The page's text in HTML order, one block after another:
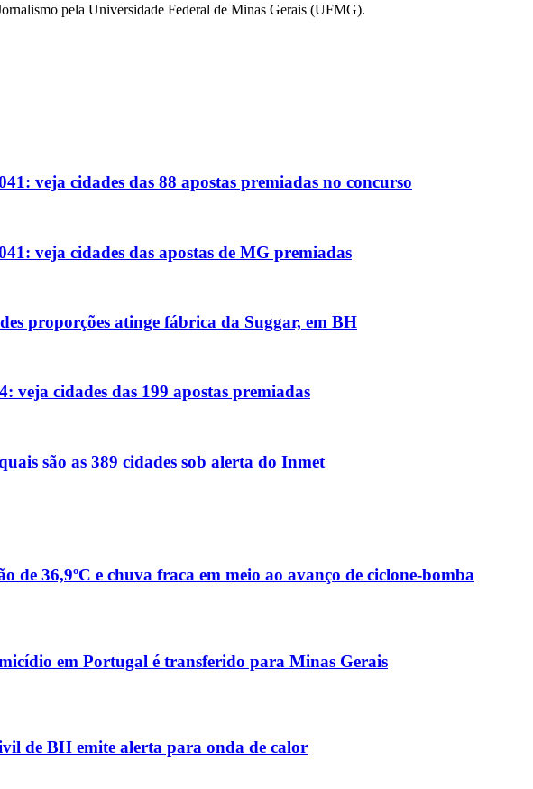
pela Universidade Federal de Minas Gerais (UFMG).
veja cidades das 88 apostas premiadas no concurso
veja cidades das apostas de MG premiadas
proporções atinge fábrica da Suggar, em BH
veja cidades das 199 apostas premiadas
são as 389 cidades sob alerta do Inmet
de 36,9ºC e chuva fraca em meio ao avanço de ciclone-bomba
em Portugal é transferido para Minas Gerais
de BH emite alerta para onda de calor